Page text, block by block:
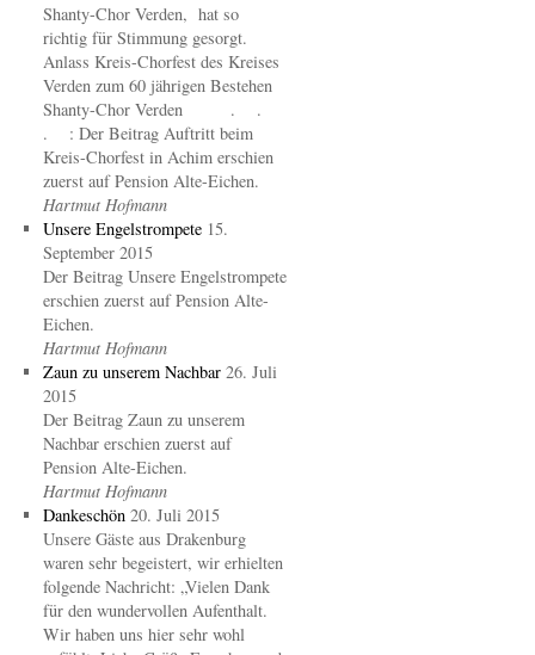
Shanty-Chor Verden, hat so
richtig für Stimmung gesorgt.
Anlass Kreis-Chorfest des Kreises
Verden zum 60 jährigen Bestehen
Shanty-Chor Verden . .
. : Der Beitrag Auftritt beim
Kreis-Chorfest in Achim erschien
zuerst auf Pension Alte-Eichen.
Hartmut Hofmann
Unsere Engelstrompete 15.
September 2015
Der Beitrag Unsere Engelstrompete
erschien zuerst auf Pension Alte-
Eichen.
Hartmut Hofmann
Zaun zu unserem Nachbar 26. Juli
2015
Der Beitrag Zaun zu unserem
Nachbar erschien zuerst auf
Pension Alte-Eichen.
Hartmut Hofmann
Dankeschön 20. Juli 2015
Unsere Gäste aus Drakenburg
waren sehr begeistert, wir erhielten
folgende Nachricht: „Vielen Dank
für den wundervollen Aufenthalt.
Wir haben uns hier sehr wohl